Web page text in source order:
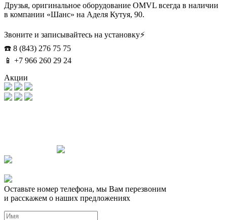
Друзья, оригинальное оборудование OMVL всегда в наличии
в компании «Шанс» на Аделя Кутуя, 90.
Звоните и записывайтесь на установку⚡
☎️ 8 (843) 276 75 75
📱 +7 966 260 29 24
Акции
Оставьте номер телефона, мы Вам перезвоним
и расскажем о наших предложениях